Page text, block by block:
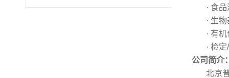
· 食
· 生
· 有
· 检
公司简介
北京